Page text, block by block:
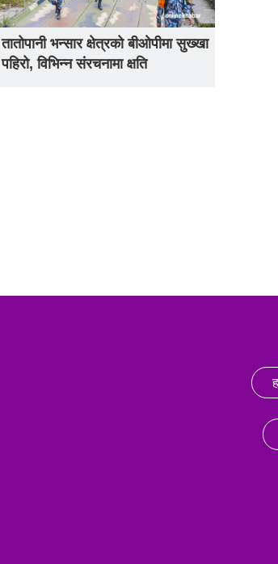
तातोपानी भन्सार क्षेत्रको बीओपीमा सुख्खा
पहिरो, विभिन्न संरचनामा क्षति